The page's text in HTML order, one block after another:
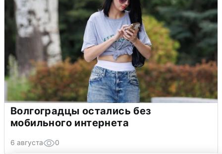
Волгоградцы остались без
мобильного интернета
6 августа 0